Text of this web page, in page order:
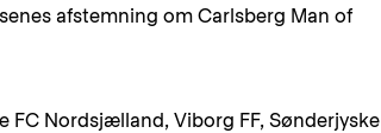
afstemning om Carlsberg Man of
FC Nordsjælland, Viborg FF, Sønderjyske